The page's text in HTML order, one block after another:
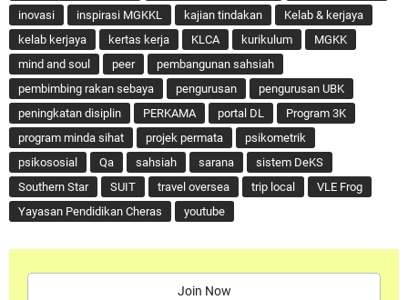
inovasi
inspirasi MGKKL kajian tindakan
Kelab & kerjaya
kelab kerjaya
kertas kerja KLCA kurikulum
MGKK
mind and soul
peer
pembangunan sahsiah
pembimbing rakan sebaya
pengurusan
pengurusan UBK
peningkatan disiplin
PERKAMA portal DL
Program 3K
program minda sihat
projek permata
psikometrik
psikososial
Qa sahsiah sarana
sistem DeKS
Southern Star
SUIT travel oversea trip local
VLE Frog
Yayasan Pendidikan Cheras
youtube
Join Now